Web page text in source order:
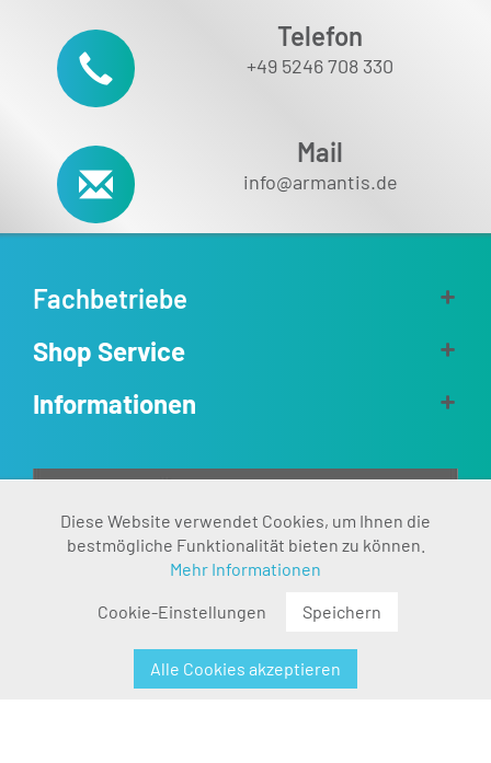
Telefon
+49 5246 708 330
Mail
info@armantis.de
Fachbetriebe
Shop Service
Informationen
Funktionale Aktiv
Inaktiv
Inaktiv
Personalisierung Inaktiv
Diese Website verwendet Cookies, um Ihnen die
bestmögliche Funktionalität bieten zu können.
Mehr Informationen
Cookie-Einstellungen Speichern
Alle Cookies akzeptieren